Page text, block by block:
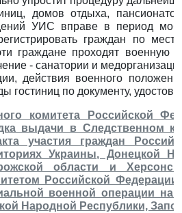
домов отдыха,
УИС вправе в период
граждан по
граждане проходят военную
- санатории и
действия военного
гостиниц по документу,
комитета Российской
выдачи в Следственном
участия граждан
Украины, Донецкой
области и
Российской
военной операции на
Народной Республики,